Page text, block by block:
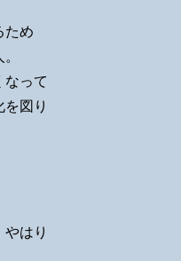
ため
なって
図り
はり